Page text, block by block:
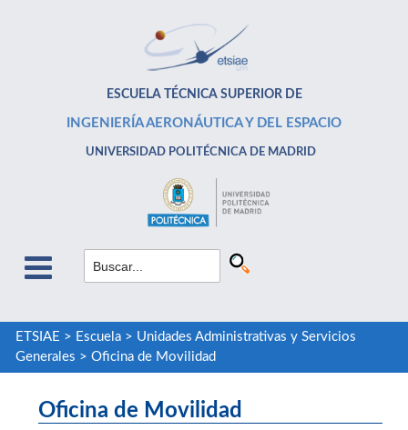
ESCUELA TÉCNICA SUPERIOR DE
INGENIERÍA AERONÁUTICA Y DEL ESPACIO
UNIVERSIDAD POLITÉCNICA DE MADRID
ETSIAE > Escuela> Unidades Administrativas y Servicios
Generales > Oficina de Movilidad
Oficina de Movilidad